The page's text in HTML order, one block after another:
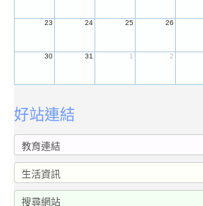
23 24 25 26
30 31 1 2
好站連結